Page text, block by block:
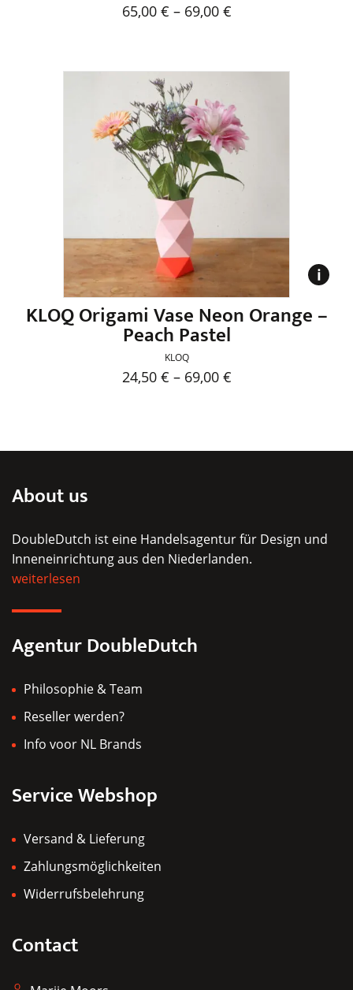
65,00 € – 69,00 €
weist
mehrere
Varianten
auf.
Die
Optionen
können
auf
der
Produktseite
gewählt
werden
KLOQ Origami Vase Neon Orange –
Peach Pastel
KLOQ
24,50 € – 69,00 €
Optionen
können
gewählt
About us
DoubleDutch ist eine Handelsagentur für Design und
Inneneinrichtung aus den Niederlanden.
weiterlesen
Agentur DoubleDutch
Philosophie & Team
Reseller werden?
Info voor NL Brands
Service Webshop
Versand & Lieferung
Zahlungsmöglichkeiten
Widerrufsbelehrung
Contact